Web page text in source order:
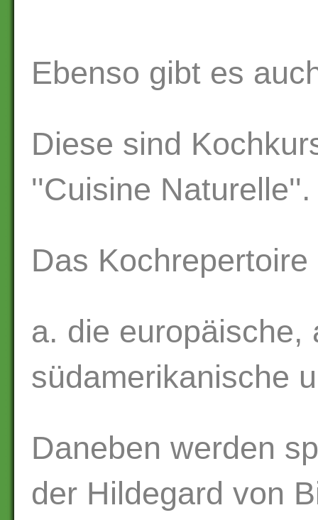
Ebenso gibt es
Diese sind
''Cuisine Naturelle''.
Das
a. die europäische,
südamerikanische
Daneben werden
der Hildegard von